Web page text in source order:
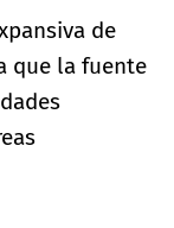
de
que la fuente